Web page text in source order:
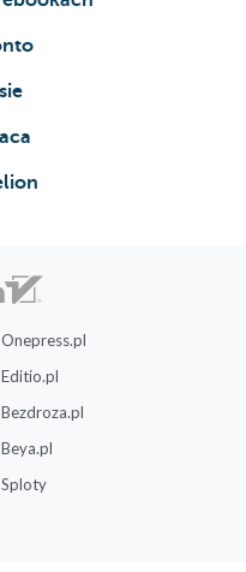
Onepress.pl
Editio.pl
Bezdroza.pl
Beya.pl
Sploty